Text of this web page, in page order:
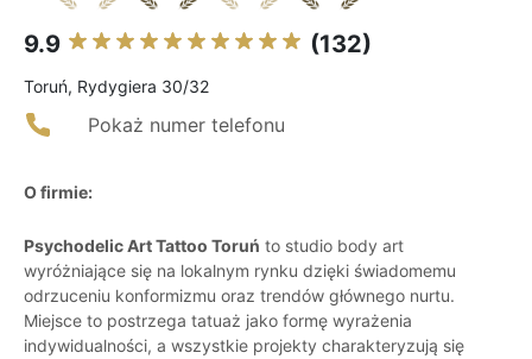
9.9 (132)
Toruń, Rydygiera 30/32
Pokaż numer telefonu
O firmie:
Psychodelic Art Tattoo Toruń to studio body art
wyróżniające się na lokalnym rynku dzięki świadomemu
odrzuceniu konformizmu oraz trendów głównego nurtu.
Miejsce to postrzega tatuaż jako formę wyrażenia
indywidualności, a wszystkie projekty charakteryzują się